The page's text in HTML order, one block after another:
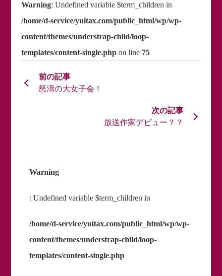
Warning: Undefined variable $term_children in
/home/d-service/yuitax.com/public_html/wp/wp-
content/themes/understrap-child/loop-
templates/content-single.phpon line 75
怒濤の大女子会！
Warning
: Undefined variable $term_children in
/home/d-service/yuitax.com/public_html/wp/wp-
content/themes/understrap-child/loop-
templates/content-single.php
放送作家デビュー？？